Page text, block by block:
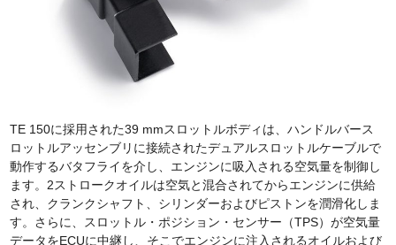
TE 150に採用された39 mmスロットルボディは、ハンドルバース
ロットルアッセンブリに接続されたデュアルスロットルケーブルで
動作するバタフライを介し、エンジンに吸入される空気量を制御し
ます。2ストロークオイルは空気と混合されてからエンジンに供給
され、クランクシャフト、シリンダーおよびピストンを潤滑化しま
す。さらに、スロットル・ポジション・センサー（TPS）が空気量
データをECUに中継し、そこでエンジンに注入されるオイルおよび